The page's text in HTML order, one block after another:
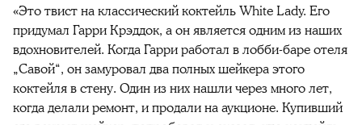
«Это твист на классический коктейль White Lady. Его
придумал Гарри Крэддок, а он является одним из наших
вдохновителей. Когда Гарри работал в лобби-баре отеля
„Савой“, он замуровал два полных шейкера этого
коктейля в стену. Один из них нашли через много лет,
когда делали ремонт, и продали на аукционе. Купивший